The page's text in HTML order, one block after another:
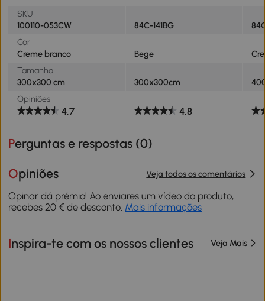
SKU
100110-053CW
84C-141BG
Cor
Creme branco
Bege
Tamanho
300x300 cm
300x300cm
Opiniões
4.7 4.8
Perguntas e respostas (0)
Opiniões Veja todos os comentários
Opinar dá prémio! Ao enviares um vídeo do produto,
recebes 20 € de desconto. Mais informações
Inspira-te com os nossos clientes Veja Mais